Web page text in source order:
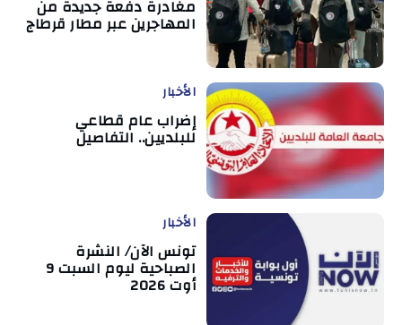
مغادرة دفعة جديدة من
المهاجرين عبر مطار قرطاج
الأخبار
إضراب عام قطاعي
للبلديين.. التفاصيل
الأخبار
تونس الآن/ النشرة
الصباحية ليوم السبت 9
أوت 2026